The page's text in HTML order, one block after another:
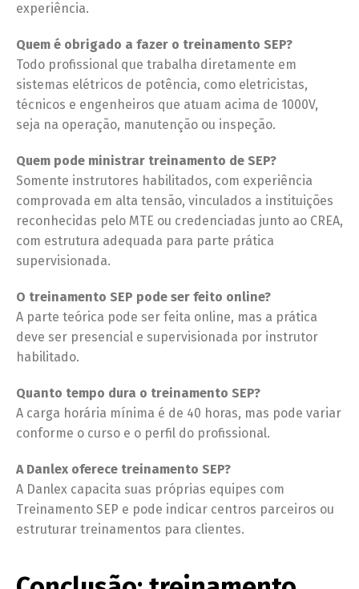
experiência.
Quem é obrigado a fazer o treinamento SEP?
Todo profissional que trabalha diretamente em
sistemas elétricos de potência, como eletricistas,
técnicos e engenheiros que atuam acima de 1000V,
seja na operação, manutenção ou inspeção.
Quem pode ministrar treinamento de SEP?
Somente instrutores habilitados, com experiência
comprovada em alta tensão, vinculados a instituições
reconhecidas pelo MTE ou credenciadas junto ao CREA,
com estrutura adequada para parte prática
supervisionada.
O treinamento SEP pode ser feito online?
A parte teórica pode ser feita online, mas a prática
deve ser presencial e supervisionada por instrutor
habilitado.
Quanto tempo dura o treinamento SEP?
A carga horária mínima é de 40 horas, mas pode variar
conforme o curso e o perfil do profissional.
A Danlex oferece treinamento SEP?
A Danlex capacita suas próprias equipes com
Treinamento SEP e pode indicar centros parceiros ou
estruturar treinamentos para clientes.